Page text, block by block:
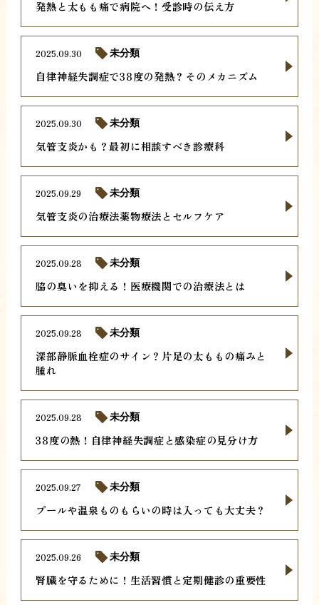
発熱と太もも痛で病院へ！受診時の伝え方
自律神経失調症で38度の発熱？そのメカニズム
2025.09.30 未分類
気管支炎かも？最初に相談すべき診療科
2025.09.30 未分類
気管支炎の治療法薬物療法とセルフケア
2025.09.29 未分類
脇の臭いを抑える！医療機関での治療法とは
2025.09.28 未分類
深部静脈血栓症のサイン？片足の太ももの痛みと
腫れ
2025.09.28 未分類
38度の熱！自律神経失調症と感染症の見分け方
2025.09.28 未分類
プールや温泉ものもらいの時は入っても大丈夫？
2025.09.27 未分類
腎臓を守るために！生活習慣と定期健診の重要性
2025.09.26 未分類